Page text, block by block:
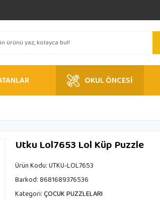
OKUL ÖNCESİ
Utku Lol7653 Lol Küp Puzzle
Ürün Kodu:UTKU-LOL7653
Barkod:8681689376536
Kategori:ÇOCUK PUZZLELARI